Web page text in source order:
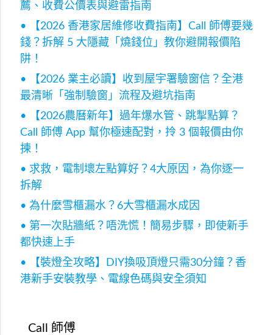
薦、收費公價表與避雷指南
• 【2026 香港家居維修收費指南】Call 師傅要幾
錢？拆解 5 大隱藏「燒錢位」教你避開報價陷
阱！
• 【2026 業主必讀】收到屋宇署驗窗信？全港
最清晰「強制驗窗」流程及避坑指南
• 【2026農曆新年】過年爆水管、跳掣點算？
Call 師傅 App 幫你極速配對，拎 3 個報價由你
揀！
• 求救，電制壞左點算好？4大原因，為你逐一
拆解
• 為什麼雪櫃漏水？6大雪櫃漏水成因
• 第一次貼牆紙？唔洗慌！簡易步驟，即使新手
都快速上手
• 【裝燈全攻略】DIY換吸頂燈只需30分鐘？香
港新手安裝教學、電線色碼與安全須知
Call 師傅